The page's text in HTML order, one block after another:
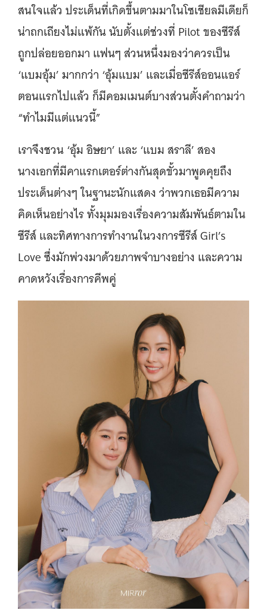
สนใจแล้ว ประเด็นที่เกิดขึ้นตามมาในโซเชียลมีเดียก็
น่าถกเถียงไม่แพ้กัน นับตั้งแต่ช่วงที่ Pilot ของซีรีส์
ถูกปล่อยออกมา แฟนๆ ส่วนหนึ่งมองว่าควรเป็น
‘แบมอุ้ม’ มากกว่า ‘อุ้มแบม’ และเมื่อซีรีส์ออนแอร์
ตอนแรกไปแล้ว ก็มีคอมเมนต์บางส่วนตั้งคำถามว่า
“ทำไมมีแต่แนวนี้”
เราจึงชวน ‘อุ้ม อิษยา’ และ ‘แบม สราลี’ สอง
นางเอกที่มีคาแรกเตอร์ต่างกันสุดขั้วมาพูดคุยถึง
ประเด็นต่างๆ ในฐานะนักแสดง ว่าพวกเธอมีความ
คิดเห็นอย่างไร ทั้งมุมมองเรื่องความสัมพันธ์ตามใน
ซีรีส์ และทิศทางการทำงานในวงการซีรีส์ Girl’s
Love ซึ่งมักพ่วงมาด้วยภาพจำบางอย่าง และความ
คาดหวังเรื่องการคีพคู่